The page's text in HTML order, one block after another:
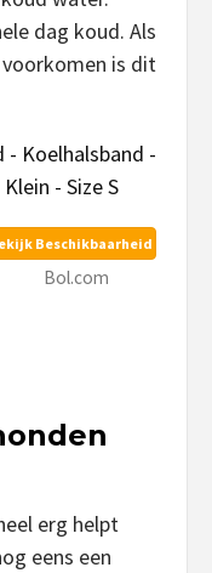
dag koud. Als
is dit
- Koelhalsband -
- Size S
Beschikbaarheid
Bol.com
erg helpt
eens een